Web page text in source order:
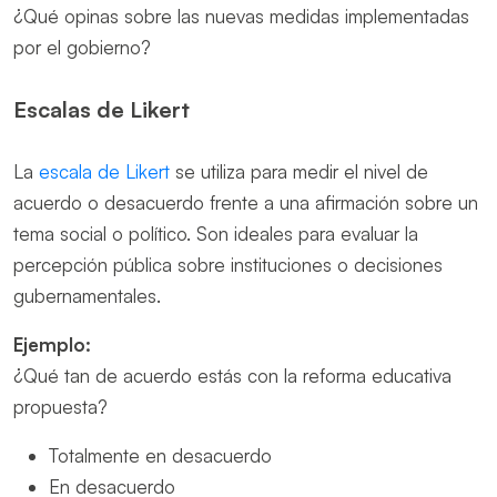
¿Qué opinas sobre las nuevas medidas implementadas
por el gobierno?
Escalas de Likert
La escala de Likert se utiliza para medir el nivel de
acuerdo o desacuerdo frente a una afirmación sobre un
tema social o político. Son ideales para evaluar la
percepción pública sobre instituciones o decisiones
gubernamentales.
Ejemplo:
¿Qué tan de acuerdo estás con la reforma educativa
propuesta?
Totalmente en desacuerdo
En desacuerdo